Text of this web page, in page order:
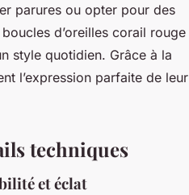
parures ou opter pour des
d’oreilles corail rouge
style quotidien. Grâce à la
l’expression parfaite de leur
techniques
et éclat